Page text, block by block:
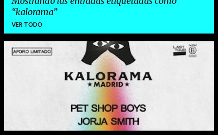
kalorama
VER TODO